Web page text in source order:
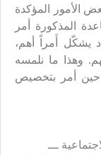
الأمور المؤكدة
المذكورة أمر
يشكّل أَمراً أهم،
وهذا ما نلمسه
حين أمر بتخصيص
ـــ